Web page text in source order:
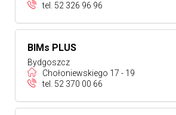
tel. 52 326 96 96
BIMs PLUS
Bydgoszcz
Chołoniewskiego 17 - 19
tel. 52 370 00 66